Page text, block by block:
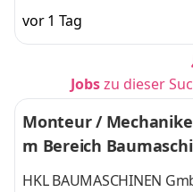
vor 1 Tag
Jobszu dieser
Monteur /
m Bereich
HKL BAUMASCHINEN